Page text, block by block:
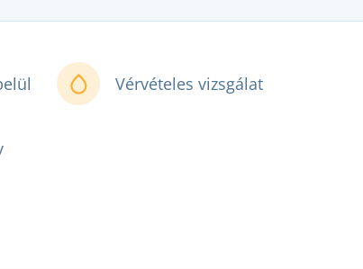
Vérvételes vizsgálat